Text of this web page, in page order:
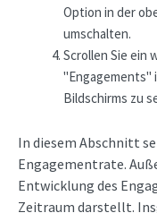
Option in der
umschalten.
Scrollen Sie ein
"Engagements"
Bildschirms zu
In diesem Abschnitt
Engagementrate.
Entwicklung des
Zeitraum darstellt.